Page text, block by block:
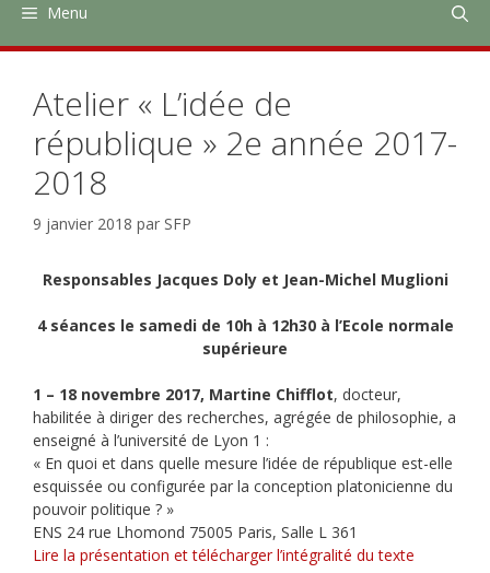
Menu
Atelier « L’idée de
république » 2e année 2017-
2018
9 janvier 2018 par SFP
Responsables Jacques Doly et Jean-Michel Muglioni
4 séances le samedi de 10h à 12h30 à l’Ecole normale
supérieure
1 – 18 novembre 2017, Martine Chifflot, docteur,
habilitée à diriger des recherches, agrégée de philosophie, a
enseigné à l’université de Lyon 1 :
« En quoi et dans quelle mesure l’idée de république est-elle
esquissée ou configurée par la conception platonicienne du
pouvoir politique ? »
ENS 24 rue Lhomond 75005 Paris, Salle L 361
Lire la présentation et télécharger l’intégralité du texte